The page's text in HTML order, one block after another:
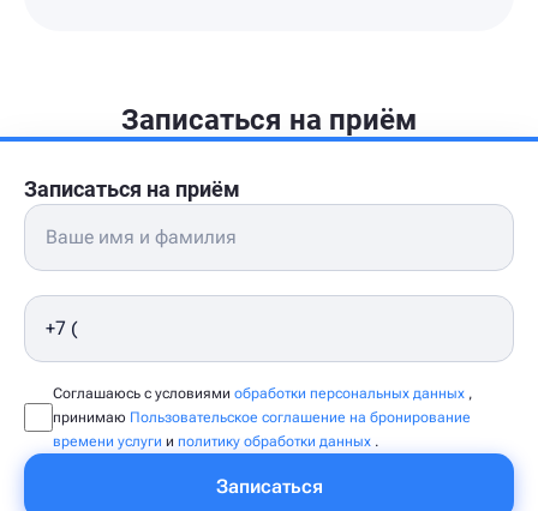
Записаться на приём
Записаться на приём
Соглашаюсь с условиями обработки персональных данных ,
принимаю Пользовательское соглашение на бронирование
времени услуги и политику обработки данных .
Записаться